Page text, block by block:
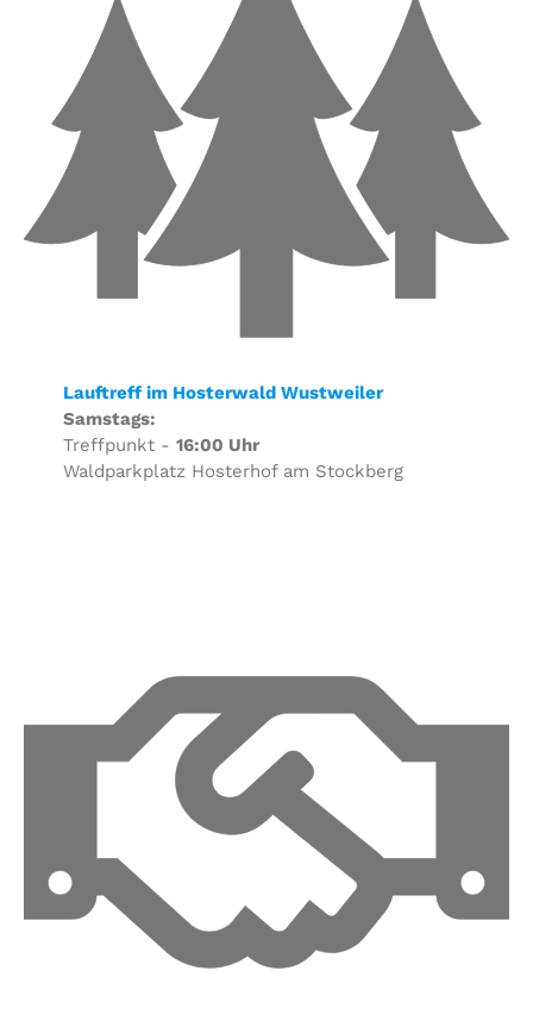
Lauftreff im Hosterwald Wustweiler
Samstags:
Treffpunkt - 16:00 Uhr
Waldparkplatz Hosterhof am Stockberg